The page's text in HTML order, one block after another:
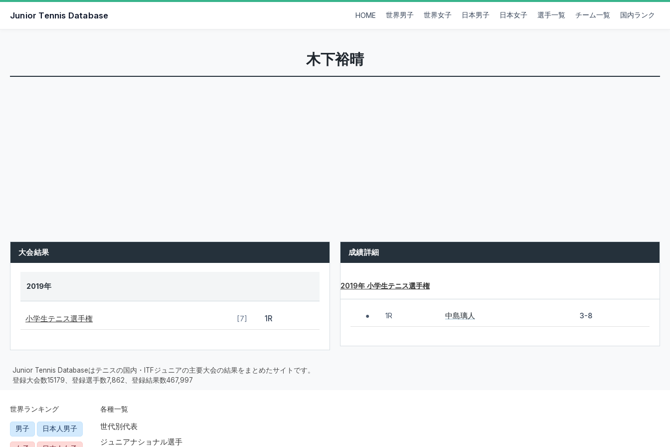
Junior Tennis Database HOME 世界男子 世界女子 日本男子 日本女子 選手一覧 チーム一覧 国内ランク
木下裕晴
大会結果
2019年
小学生テニス選手権 [7] 1R
成績詳細
2019年 小学生テニス選手権
● 1R 中島璃人 3-8
Junior Tennis Databaseはテニスの国内・ITFジュニアの主要大会の結果をまとめたサイトです。
登録大会数15179、登録選手数7,862、登録結果数467,997
世界ランキング
男子 日本人男子
各種一覧
世代別代表
ジュニアナショナル選手